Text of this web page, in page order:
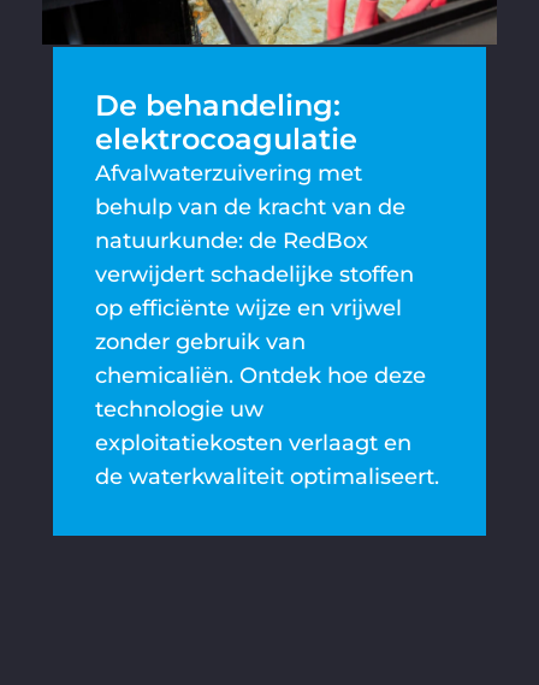
De behandeling:
elektrocoagulatie
Afvalwaterzuivering met
behulp van de kracht van de
natuurkunde: de RedBox
verwijdert schadelijke stoffen
op efficiënte wijze en vrijwel
zonder gebruik van
chemicaliën. Ontdek hoe deze
technologie uw
exploitatiekosten verlaagt en
de waterkwaliteit optimaliseert.